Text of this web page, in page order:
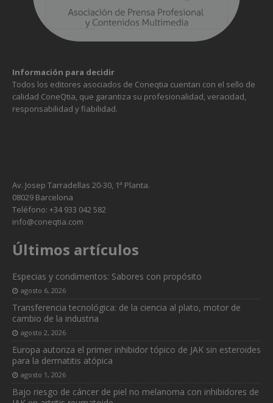
Información para decidir
Todos los editores asociados de Coneqtia cuentan con el sello de
calidad ConeQtia, que garantiza su profesionalidad, veracidad,
responsabilidad y fiabilidad.
Av. Josep Tarradellas 20-30, 1ª Planta.
08029 Barcelona
Teléfono: +34 933 042 582
info@coneqtia.com
Últimos artículos
Especias y condimentos: Sabores con propósito
agosto 6, 2026
Transferencia tecnológica: de la ciencia al plato, motor de
cambio de la industria
agosto 2, 2026
Europa autoriza el primer inhibidor tópico de JAK sin esteroides
para la dermatitis atópica
agosto 1, 2026
Bajo riesgo de cáncer de piel no melanoma con inhibidores de
cookies no
son
opcionales.
Son
funcione la
web.
Estadísticas